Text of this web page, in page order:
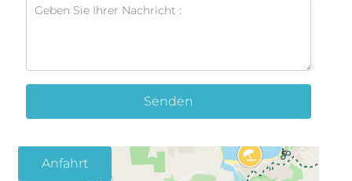
Senden
Anfahrt